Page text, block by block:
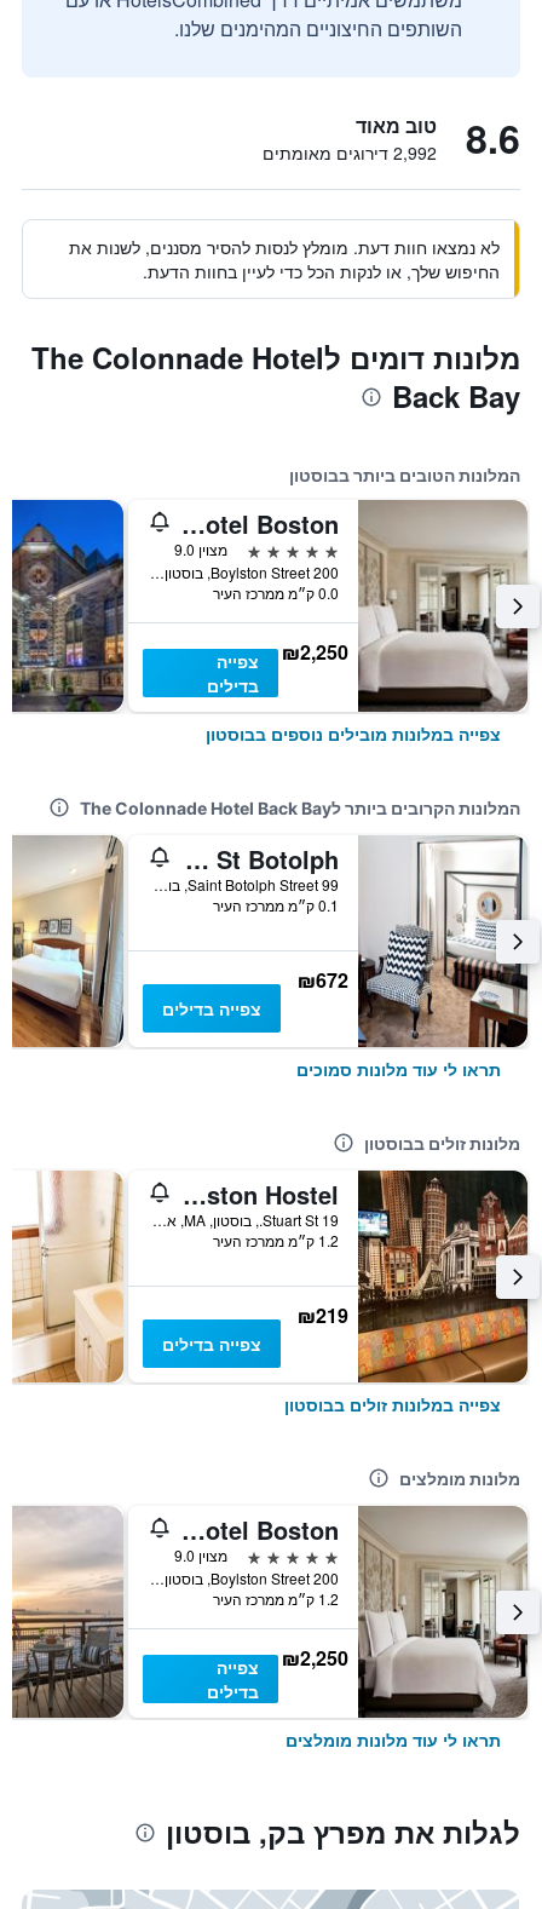
השותפים החיצוניים המהימנים שלנו.
8.6 טוב מאוד
2,992 דירוגים מאומתים
לא נמצאו חוות דעת. מומלץ לנסות להסיר מסננים, לשנות את
החיפוש שלך, או לנקות הכל כדי לעיין בחוות הדעת.
מלונות דומים לThe Colonnade Hotel
Back Bay
המלונות הטובים ביותר בבוסטון
Four Seasons Hotel Boston
5 כוכבים
מצוין 9.0
200 Boylston Street, בוסטון, MA, ארצות הברית
0.0 ק״מ ממרכז העיר
₪2,250
צפייה
בדילים
צפייה במלונות מובילים נוספים בבוסטון
המלונות הקרובים ביותר לThe Colonnade Hotel Back Bay
The Inn St Botolph
99 Saint Botolph Street, בוסטון, MA, ארצות הברית
0.1 ק״מ ממרכז העיר
₪672
צפייה בדילים
תראו לי עוד מלונות סמוכים
מלונות זולים בבוסטון
Hi Boston Hostel
19 Stuart St., בוסטון, MA, ארצות הברית
1.2 ק״מ ממרכז העיר
₪219
צפייה בדילים
צפייה במלונות זולים בבוסטון
מלונות מומלצים
Four Seasons Hotel Boston
5 כוכבים
מצוין 9.0
200 Boylston Street, בוסטון, MA, ארצות הברית
1.2 ק״מ ממרכז העיר
₪2,250
צפייה
בדילים
תראו לי עוד מלונות מומלצים
לגלות את מפרץ בק, בוסטון